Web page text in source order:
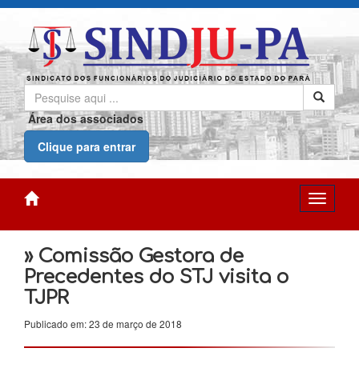
Área dos associados
Clique para entrar
» Comissão Gestora de
Precedentes do STJ visita o
TJPR
Publicado em: 23 de março de 2018